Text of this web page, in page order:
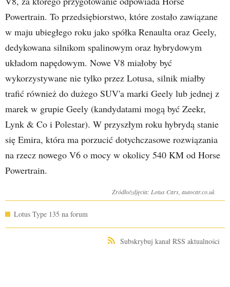
Powertrain. To przedsiębiorstwo, które zostało zawiązane
w maju ubiegłego roku jako spółka Renaulta oraz Geely,
dedykowana silnikom spalinowym oraz hybrydowym
układom napędowym. Nowe V8 miałoby być
wykorzystywane nie tylko przez Lotusa, silnik miałby
trafić również do dużego SUV'a marki Geely lub jednej z
marek w grupie Geely (kandydatami mogą być Zeekr,
Lynk & Co i Polestar). W przyszłym roku hybrydą stanie
się Emira, która ma porzucić dotychczasowe rozwiązania
na rzecz nowego V6 o mocy w okolicy 540 KM od Horse
Powertrain.
Źródło/zdjęcia: Lotus Cars, autocar.co.uk
Lotus Type 135 na forum
Subskrybuj kanał RSS aktualności